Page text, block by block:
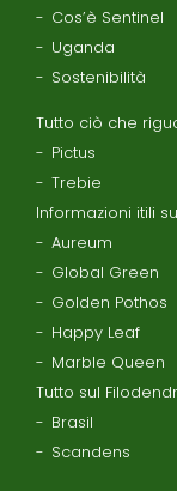
Cos’è Sentinel
Uganda
Sostenibilità
Tutto ciò che
Pictus
Trebie
Informazioni itili
Aureum
Global Green
Golden Pothos
Happy Leaf
Marble Queen
Tutto sul
Brasil
Scandens